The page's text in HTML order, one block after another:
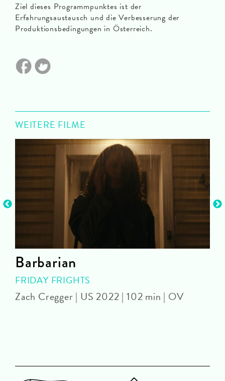
Ziel dieses Programmpunktes ist der
Erfahrungsaustausch und die Verbesserung der
Produktionsbedingungen in Österreich.
WEITERE FILME
Barbarian
FRIDAY FRIGHTS
Zach Cregger | US 2022 | 102 min | OV